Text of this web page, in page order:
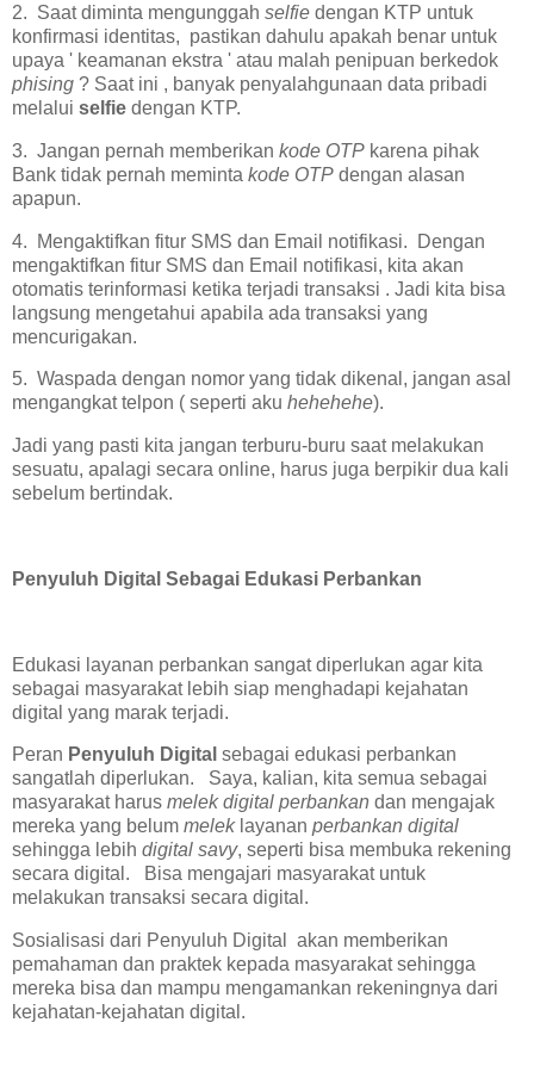
2. Saat diminta mengunggah selfie dengan KTP untuk
konfirmasi identitas, pastikan dahulu apakah benar untuk
upaya ' keamanan ekstra ' atau malah penipuan berkedok
phising ? Saat ini , banyak penyalahgunaan data pribadi
melalui selfie dengan KTP.
3. Jangan pernah memberikan kode OTP karena pihak
Bank tidak pernah meminta kode OTP dengan alasan
apapun.
4. Mengaktifkan fitur SMS dan Email notifikasi. Dengan
mengaktifkan fitur SMS dan Email notifikasi, kita akan
otomatis terinformasi ketika terjadi transaksi . Jadi kita bisa
langsung mengetahui apabila ada transaksi yang
mencurigakan.
5. Waspada dengan nomor yang tidak dikenal, jangan asal
mengangkat telpon ( seperti aku hehehehe).
Jadi yang pasti kita jangan terburu-buru saat melakukan
sesuatu, apalagi secara online, harus juga berpikir dua kali
sebelum bertindak.
Penyuluh Digital Sebagai Edukasi Perbankan
Edukasi layanan perbankan sangat diperlukan agar kita
sebagai masyarakat lebih siap menghadapi kejahatan
digital yang marak terjadi.
Peran Penyuluh Digital sebagai edukasi perbankan
sangatlah diperlukan. Saya, kalian, kita semua sebagai
masyarakat harus melek digital perbankan dan mengajak
mereka yang belum meleklayanan perbankan digital
sehingga lebih digital savy, seperti bisa membuka rekening
secara digital. Bisa mengajari masyarakat untuk
melakukan transaksi secara digital.
Sosialisasi dari Penyuluh Digital akan memberikan
pemahaman dan praktek kepada masyarakat sehingga
mereka bisa dan mampu mengamankan rekeningnya dari
kejahatan-kejahatan digital.